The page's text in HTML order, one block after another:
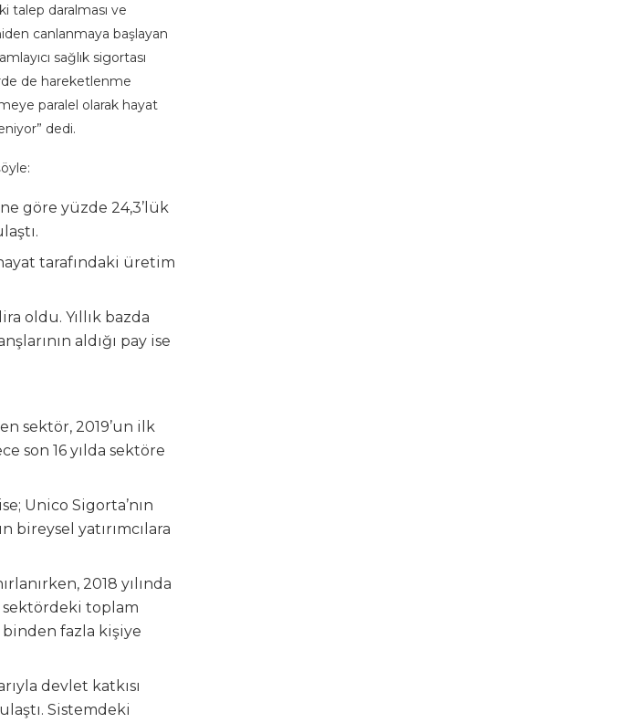
talep daralması ve
canlanmaya başlayan
sağlık sigortası
de hareketlenme
paralel olarak hayat
dedi.
göre yüzde 24,3’lük
tarafındaki üretim
oldu. Yıllık bazda
aldığı pay ise
sektör, 2019’un ilk
son 16 yılda sektöre
Unico Sigorta’nın
bireysel yatırımcılara
2018 yılında
sektördeki toplam
binden fazla kişiye
devlet katkısı
Sistemdeki